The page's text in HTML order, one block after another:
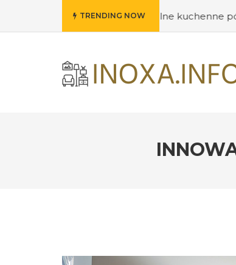
TRENDING NOW
na oryginalne kuchenne półki